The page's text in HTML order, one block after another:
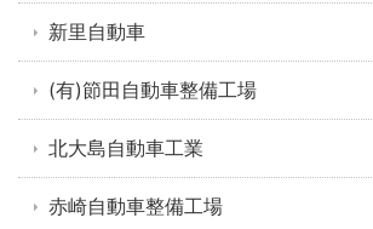
新里自動車
(有)節田自動車整備工場
北大島自動車工業
赤崎自動車整備工場